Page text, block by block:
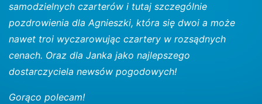
samodzielnych czarterów i tutaj szczególnie
pozdrowienia dla Agnieszki, która się dwoi a może
nawet troi wyczarowując czartery w rozsądnych
cenach. Oraz dla Janka jako najlepszego
dostarczyciela newsów pogodowych!
Gorąco polecam!